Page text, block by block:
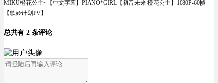
MIKU橙花公主~【中文字幕】PIANO*GIRL【初音未来 橙花公主】1080P-60帧
【歌姬计划PV】
总共有 2 条评论